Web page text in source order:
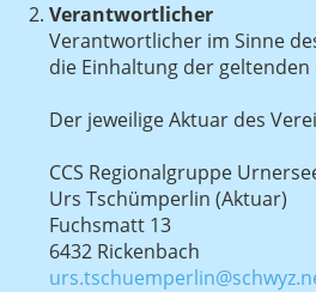
Verantwortlicher
Verantwortlicher im Sinne
die Einhaltung der
Der jeweilige Aktuar des
CCS Regionalgruppe
Urs Tschümperlin (Aktuar)
Fuchsmatt 13
6432 Rickenbach